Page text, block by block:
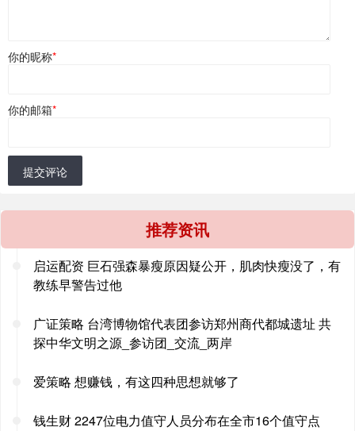
你的昵称*
你的邮箱*
提交评论
推荐资讯
启运配资 巨石强森暴瘦原因疑公开，肌肉快瘦没了，有
教练早警告过他
广证策略 台湾博物馆代表团参访郑州商代都城遗址 共
探中华文明之源_参访团_交流_两岸
爱策略 想赚钱，有这四种思想就够了
钱生财 2247位电力值守人员分布在全市16个值守点